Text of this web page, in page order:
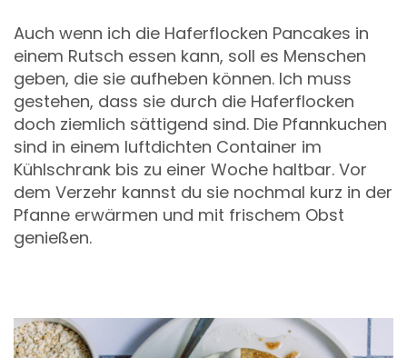
Auch wenn ich die Haferflocken Pancakes in
einem Rutsch essen kann, soll es Menschen
geben, die sie aufheben können. Ich muss
gestehen, dass sie durch die Haferflocken
doch ziemlich sättigend sind. Die Pfannkuchen
sind in einem luftdichten Container im
Kühlschrank bis zu einer Woche haltbar. Vor
dem Verzehr kannst du sie nochmal kurz in der
Pfanne erwärmen und mit frischem Obst
genießen.